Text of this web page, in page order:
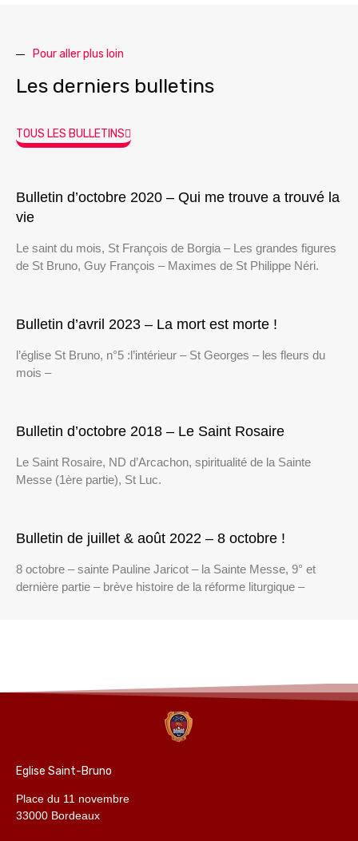
Pour aller plus loin
Les derniers bulletins
TOUS LES BULLETINS
Bulletin d’octobre 2020 – Qui me trouve a trouvé la
vie
Le saint du mois, St François de Borgia – Les grandes figures
de St Bruno, Guy François – Maximes de St Philippe Néri.
Bulletin d’avril 2023 – La mort est morte !
l’église St Bruno, n°5 :l’intérieur – St Georges – les fleurs du
mois –
Bulletin d’octobre 2018 – Le Saint Rosaire
Le Saint Rosaire, ND d’Arcachon, spiritualité de la Sainte
Messe (1ère partie), St Luc.
Bulletin de juillet & août 2022 – 8 octobre !
8 octobre – sainte Pauline Jaricot – la Sainte Messe, 9° et
dernière partie – brève histoire de la réforme liturgique –
Eglise Saint-Bruno
Place du 11 novembre
33000 Bordeaux